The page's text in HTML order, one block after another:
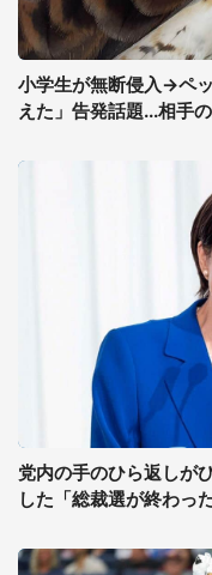
小学生が無断侵入→ペ
えた」告発話題...相手
党内の手のひら返しが
した「総裁選が終わっ